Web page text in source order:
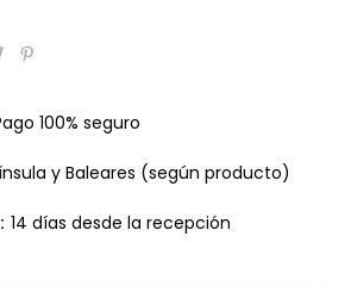
100% seguro
y Baleares (según producto)
14 dí­as desde la recepción